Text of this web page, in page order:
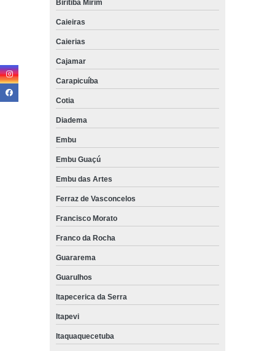
Biritiba Mirim
Caieiras
Caierias
Cajamar
Carapicuíba
Cotia
Diadema
Embu
Embu Guaçú
Embu das Artes
Ferraz de Vasconcelos
Francisco Morato
Franco da Rocha
Guararema
Guarulhos
Itapecerica da Serra
Itapevi
Itaquaquecetuba